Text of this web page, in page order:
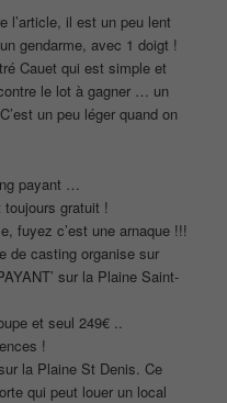
l’article, il est un peu lent
gendarme, avec 1 doigt !
Cauet qui est simple et
le lot à gagner … un
un peu léger quand on
payant …
gratuit !
fuyez c’est une arnaque !!!
de casting organise sur
sur la Plaine Saint-
et seul 249€ ..
!
la Plaine St Denis. Ce
qui peut louer un local